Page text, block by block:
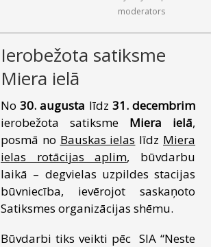
moderators
Ierobežota satiksme
Miera ielā
No30. augusta līdz 31. decembrim
ierobežota satiksme Miera ielā,
posmā no Bauskas ielas līdz Miera
ielas rotācijas aplim, būvdarbu
laikā – degvielas uzpildes stacijas
būvniecība, ievērojot saskaņoto
Satiksmes organizācijas shēmu.
Būvdarbi tiks veikti pēc SIA “Neste